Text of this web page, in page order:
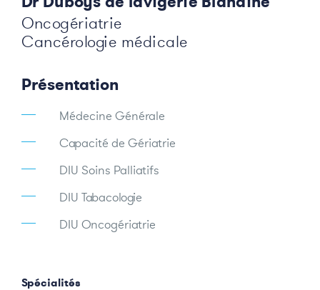
Oncogériatrie
Cancérologie médicale
Présentation
Médecine Générale
Capacité de Gériatrie
DIU Soins Palliatifs
DIU Tabacologie
DIU Oncogériatrie
Spécialités